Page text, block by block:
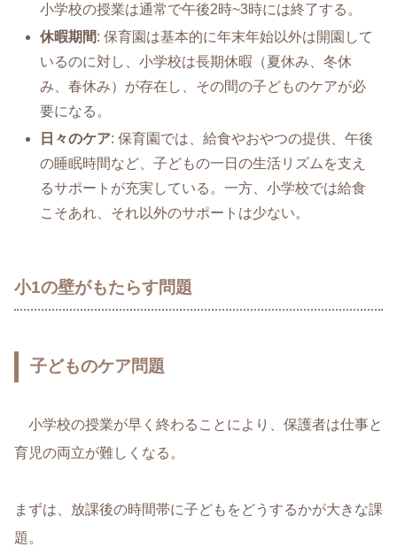
小学校の授業は通常で午後2時~3時には終了する。
休暇期間: 保育園は基本的に年末年始以外は開園して
いるのに対し、小学校は長期休暇（夏休み、冬休
み、春休み）が存在し、その間の子どものケアが必
要になる。
日々のケア: 保育園では、給食やおやつの提供、午後
の睡眠時間など、子どもの一日の生活リズムを支え
るサポートが充実している。一方、小学校では給食
こそあれ、それ以外のサポートは少ない。
小1の壁がもたらす問題
子どものケア問題
小学校の授業が早く終わることにより、保護者は仕事と
育児の両立が難しくなる。
まずは、放課後の時間帯に子どもをどうするかが大きな課
題。